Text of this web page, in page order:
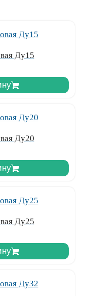
Ду15
Ду20
Ду25